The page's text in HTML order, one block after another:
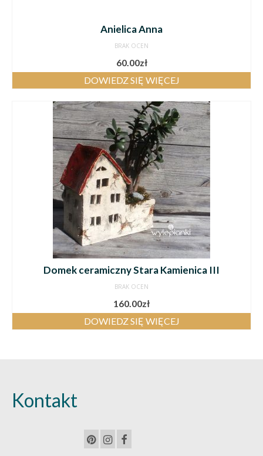
Anielica Anna
BRAK OCEN
60.00zł
DOWIEDZ SIĘ WIĘCEJ
Domek ceramiczny Stara Kamienica III
BRAK OCEN
160.00zł
DOWIEDZ SIĘ WIĘCEJ
Kontakt